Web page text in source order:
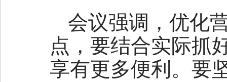
会议强调，优化
点，要结合实际抓
享有更多便利。要